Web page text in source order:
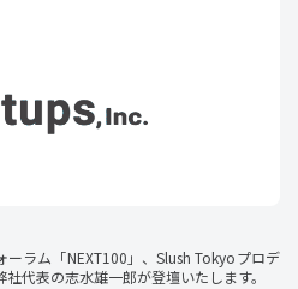
ラム「NEXT100」、Slush Tokyoプロデ
代表の志水雄一郎が登壇いたします。